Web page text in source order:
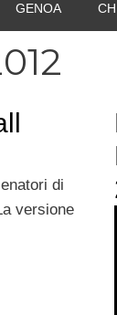
GENOA
di
versione